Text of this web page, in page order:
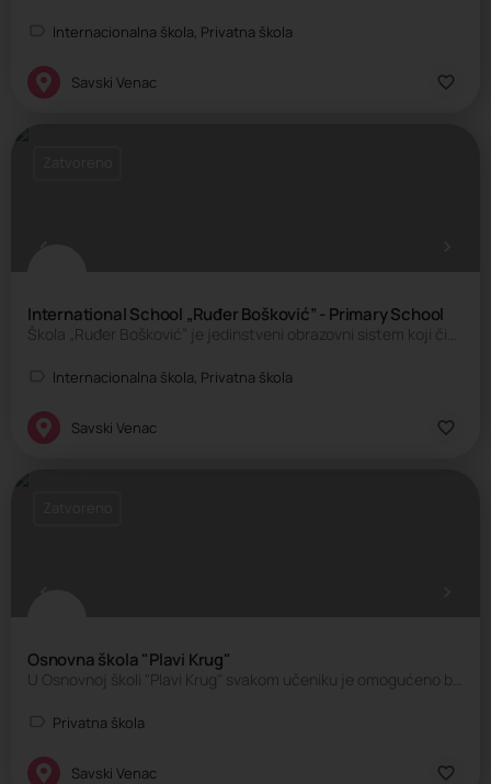
Internacionalna škola, Privatna škola
Savski Venac
International School „Ruđer Bošković” - Primary School
Internacionalna škola, Privatna škola
Savski Venac
Osnovna škola "Plavi Krug"
Privatna škola
Savski Venac